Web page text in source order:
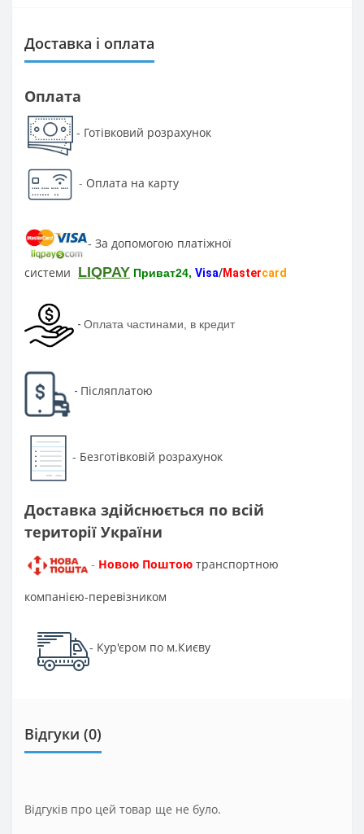
Доставка і оплата
Оплата
- Готівковий розрахунок
- Оплата на карту
- За допомогою платіжної
системи LIQPAY Приват24, Visa/Mastercard
- Оплата частинами, в кредит
- Післяплатою
- Безготівковій розрахунок
Доставка здійснюється по всій
території України
- Новою Поштою транспортною
компанією-перевізником
- Кур'єром по м.Києву
Відгуки (0)
Відгуків про цей товар ще не було.